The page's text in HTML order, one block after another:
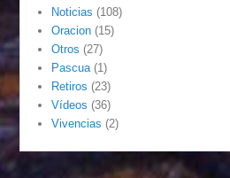
Noticias (108)
Oracion (15)
Otros (27)
Pascua (1)
Retiros (23)
Vídeos (36)
Vivencias (2)